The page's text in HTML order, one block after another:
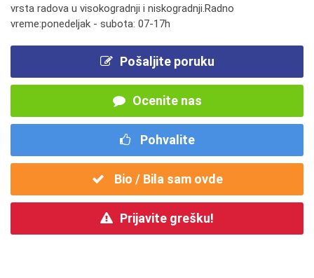
vrsta radova u visokogradnji i niskogradnji.Radno
vreme:ponedeljak - subota: 07-17h
Pošaljite poruku
Ocenite nas
Pohvalite
Bio / Bila sam ovde
Prijavite grešku!